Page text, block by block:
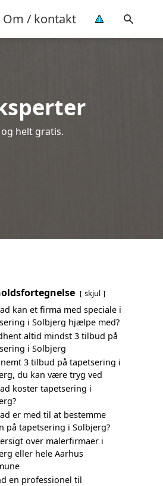
Om / kontakt
helt gratis.
skjul
kan et firma med speciale i
i Solbjerg hjælpe med?
altid mindst 3 tilbud på
i Solbjerg
nemt 3 tilbud på tapetsering i
du kan være tryg ved
koster tapetsering i
er med til at bestemme
på tapetsering i Solbjerg?
over malerfirmaer i
eller hele Aarhus
en professionel til